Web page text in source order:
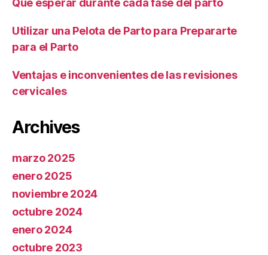
Qué esperar durante cada fase del parto
Utilizar una Pelota de Parto para Prepararte
para el Parto
Ventajas e inconvenientes de las revisiones
cervicales
Archives
marzo 2025
enero 2025
noviembre 2024
octubre 2024
enero 2024
octubre 2023